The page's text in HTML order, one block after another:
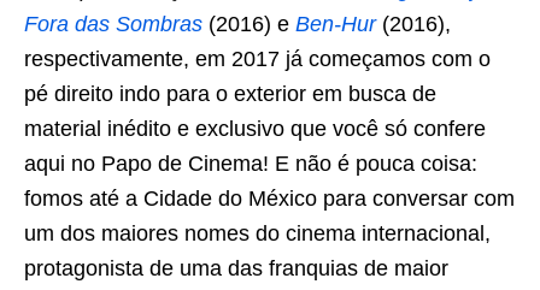
Fora das Sombras (2016) e Ben-Hur(2016),
respectivamente, em 2017 já começamos com o
pé direito indo para o exterior em busca de
material inédito e exclusivo que você só confere
aqui no Papo de Cinema! E não é pouca coisa:
fomos até a Cidade do México para conversar com
um dos maiores nomes do cinema internacional,
protagonista de uma das franquias de maior